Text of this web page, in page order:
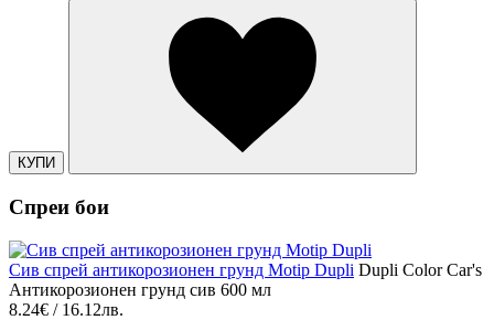
КУПИ
Спреи бои
Сив спрей антикорозионен грунд Motip Dupli Dupli Color Car's
Антикорозионен грунд сив 600 мл
8.24€ / 16.12лв.